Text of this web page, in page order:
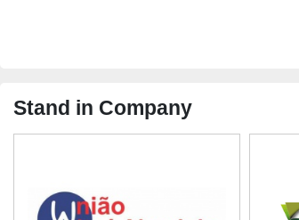
Stand in Company